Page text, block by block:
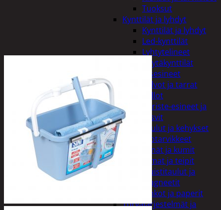
Tuoksut
Kynttilät ja lyhdyt
Kynttilät ja lyhdyt
Led-kynttilät
Lyhtytelineet
Pöytäkynttilät
Sisustusesineet
Kalvot ja tarrat
Kellot
Koriste-esineet ja
kasvit
Taulut ja kehykset
Toimistotarvikkeet
Kynät ja kumit
Liimat ja teipit
Muistitaulut ja
magneetit
Vihkot ja paperit
Turvajärjestelmät ja